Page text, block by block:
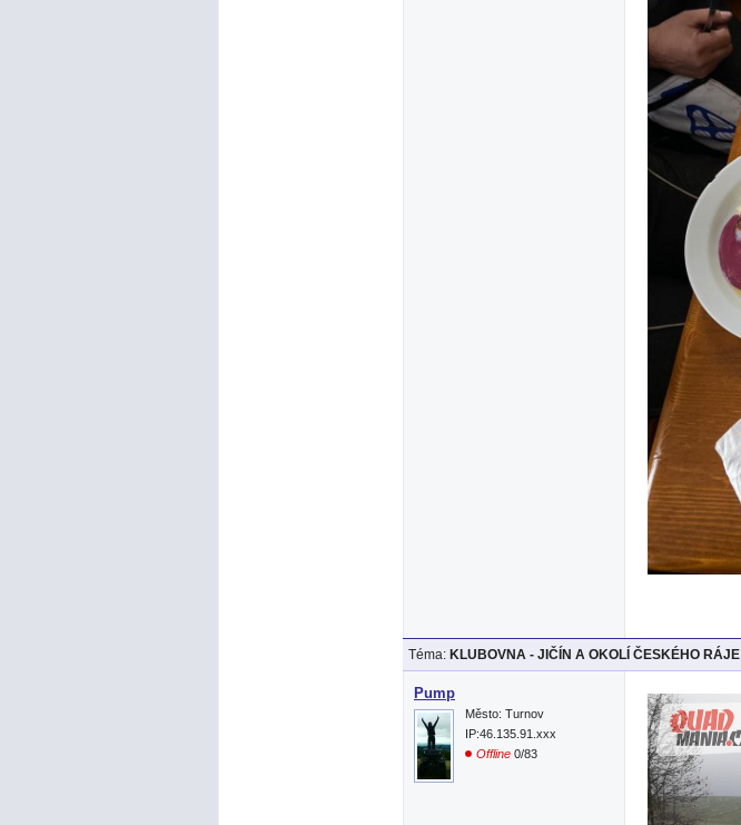
Téma: KLUBOVNA - JIČÍN A OKOLÍ ČESKÉHO RÁJE
Pump
Město: Turnov
IP:46.135.91.xxx
Offline 0/83